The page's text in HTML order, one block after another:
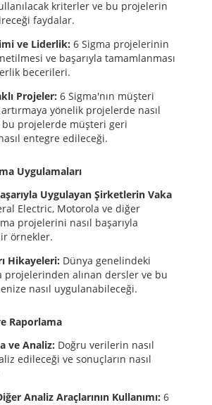
kriterler ve bu projelerin
faydalar.
ve Liderlik: 6 Sigma projelerinin
ve başarıyla tamamlanması
becerileri.
Projeler: 6 Sigma'nın müşteri
yönelik projelerde nasıl
bu projelerde müşteri geri
entegre edileceği.
Uygulamaları
Uygulayan Şirketlerin Vaka
Electric, Motorola ve diğer
projelerini nasıl başarıyla
örnekler.
Hikayeleri: Dünya genelindeki
projelerinden alınan dersler ve bu
nasıl uygulanabileceği.
Raporlama
ve Analiz: Doğru verilerin nasıl
edileceği ve sonuçların nasıl
Analiz Araçlarının Kullanımı: 6